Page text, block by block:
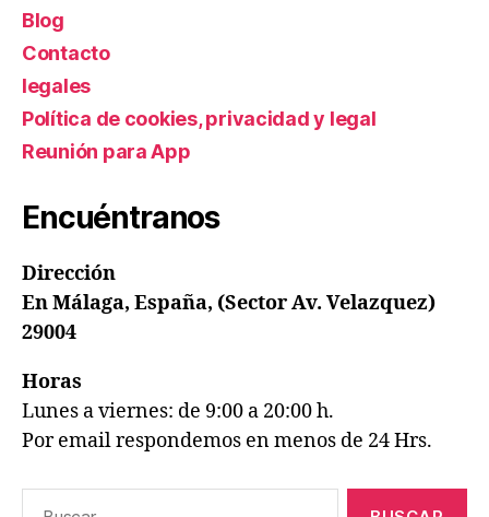
Blog
Contacto
legales
Política de cookies, privacidad y legal
Reunión para App
Encuéntranos
Dirección
En Málaga, España, (Sector Av. Velazquez)
29004
Horas
Lunes a viernes: de 9:00 a 20:00 h.
Por email respondemos en menos de 24 Hrs.